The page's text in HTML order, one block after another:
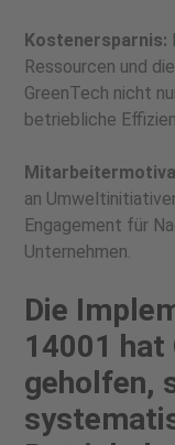
Kostenersparnis:
Ressourcen und
GreenTech nicht
betriebliche
an
Engagement für
Unternehmen.
Die
14001 hat
geholfen,